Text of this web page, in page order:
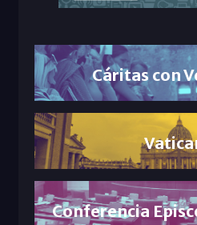
Cáritas con
Conferencia